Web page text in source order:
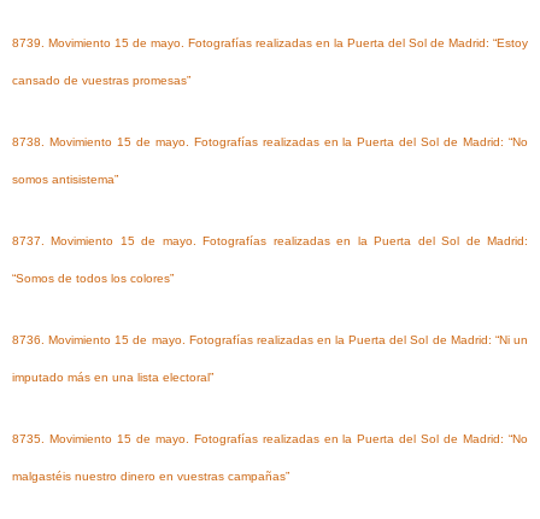
8739. Movimiento 15 de mayo. Fotografías realizadas en la Puerta del Sol de Madrid: “Estoy
cansado de vuestras promesas”
8738. Movimiento 15 de mayo. Fotografías realizadas en la Puerta del Sol de Madrid: “No
somos antisistema”
8737. Movimiento 15 de mayo. Fotografías realizadas en la Puerta del Sol de Madrid:
“Somos de todos los colores”
8736. Movimiento 15 de mayo. Fotografías realizadas en la Puerta del Sol de Madrid: “Ni un
imputado más en una lista electoral”
8735. Movimiento 15 de mayo. Fotografías realizadas en la Puerta del Sol de Madrid: “No
malgastéis nuestro dinero en vuestras campañas”